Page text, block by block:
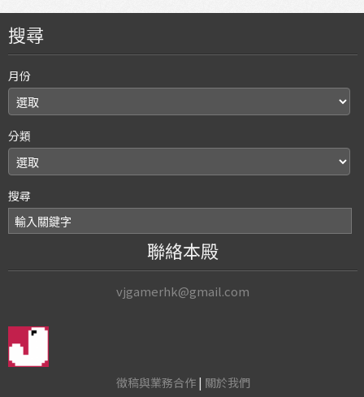
搜尋
月份
分類
搜尋
聯絡本殿
vjgamerhk@gmail.com
徵稿與業務合作| 關於我們